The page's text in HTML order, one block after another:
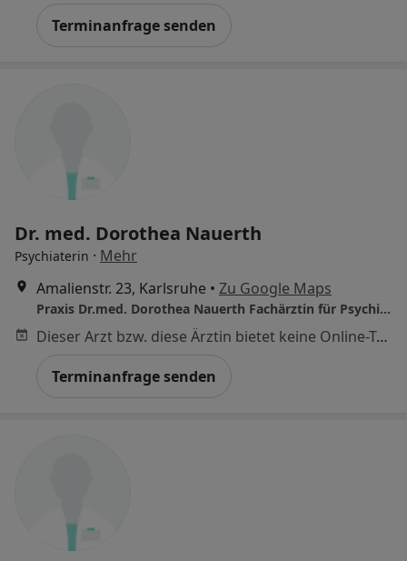
Terminanfrage senden
Dr. med. Dorothea Nauerth
Psychiaterin · Mehr
Amalienstr. 23, Karlsruhe • Zu Google Maps
Praxis Dr.med. Dorothea Nauerth Fachärztin für Psychiatrie und Psychotherapie
Dieser Arzt bzw. diese Ärztin bietet keine Online-Terminbuchung an diesem Standort an.
Terminanfrage senden